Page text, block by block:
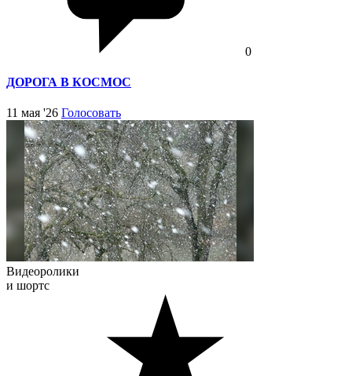
0
ДОРОГА В КОСМОС
11 мая '26 Голосовать
Видеоролики
и шортс